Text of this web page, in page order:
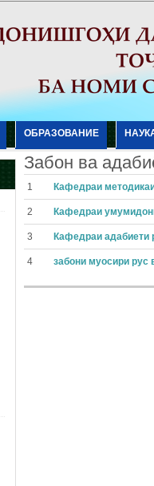
ОБРАЗОВАНИЕ
Забон ва
1 Кафедраи
2 Кафедраи
3 Кафедраи адабиети
4 забони муосири рус